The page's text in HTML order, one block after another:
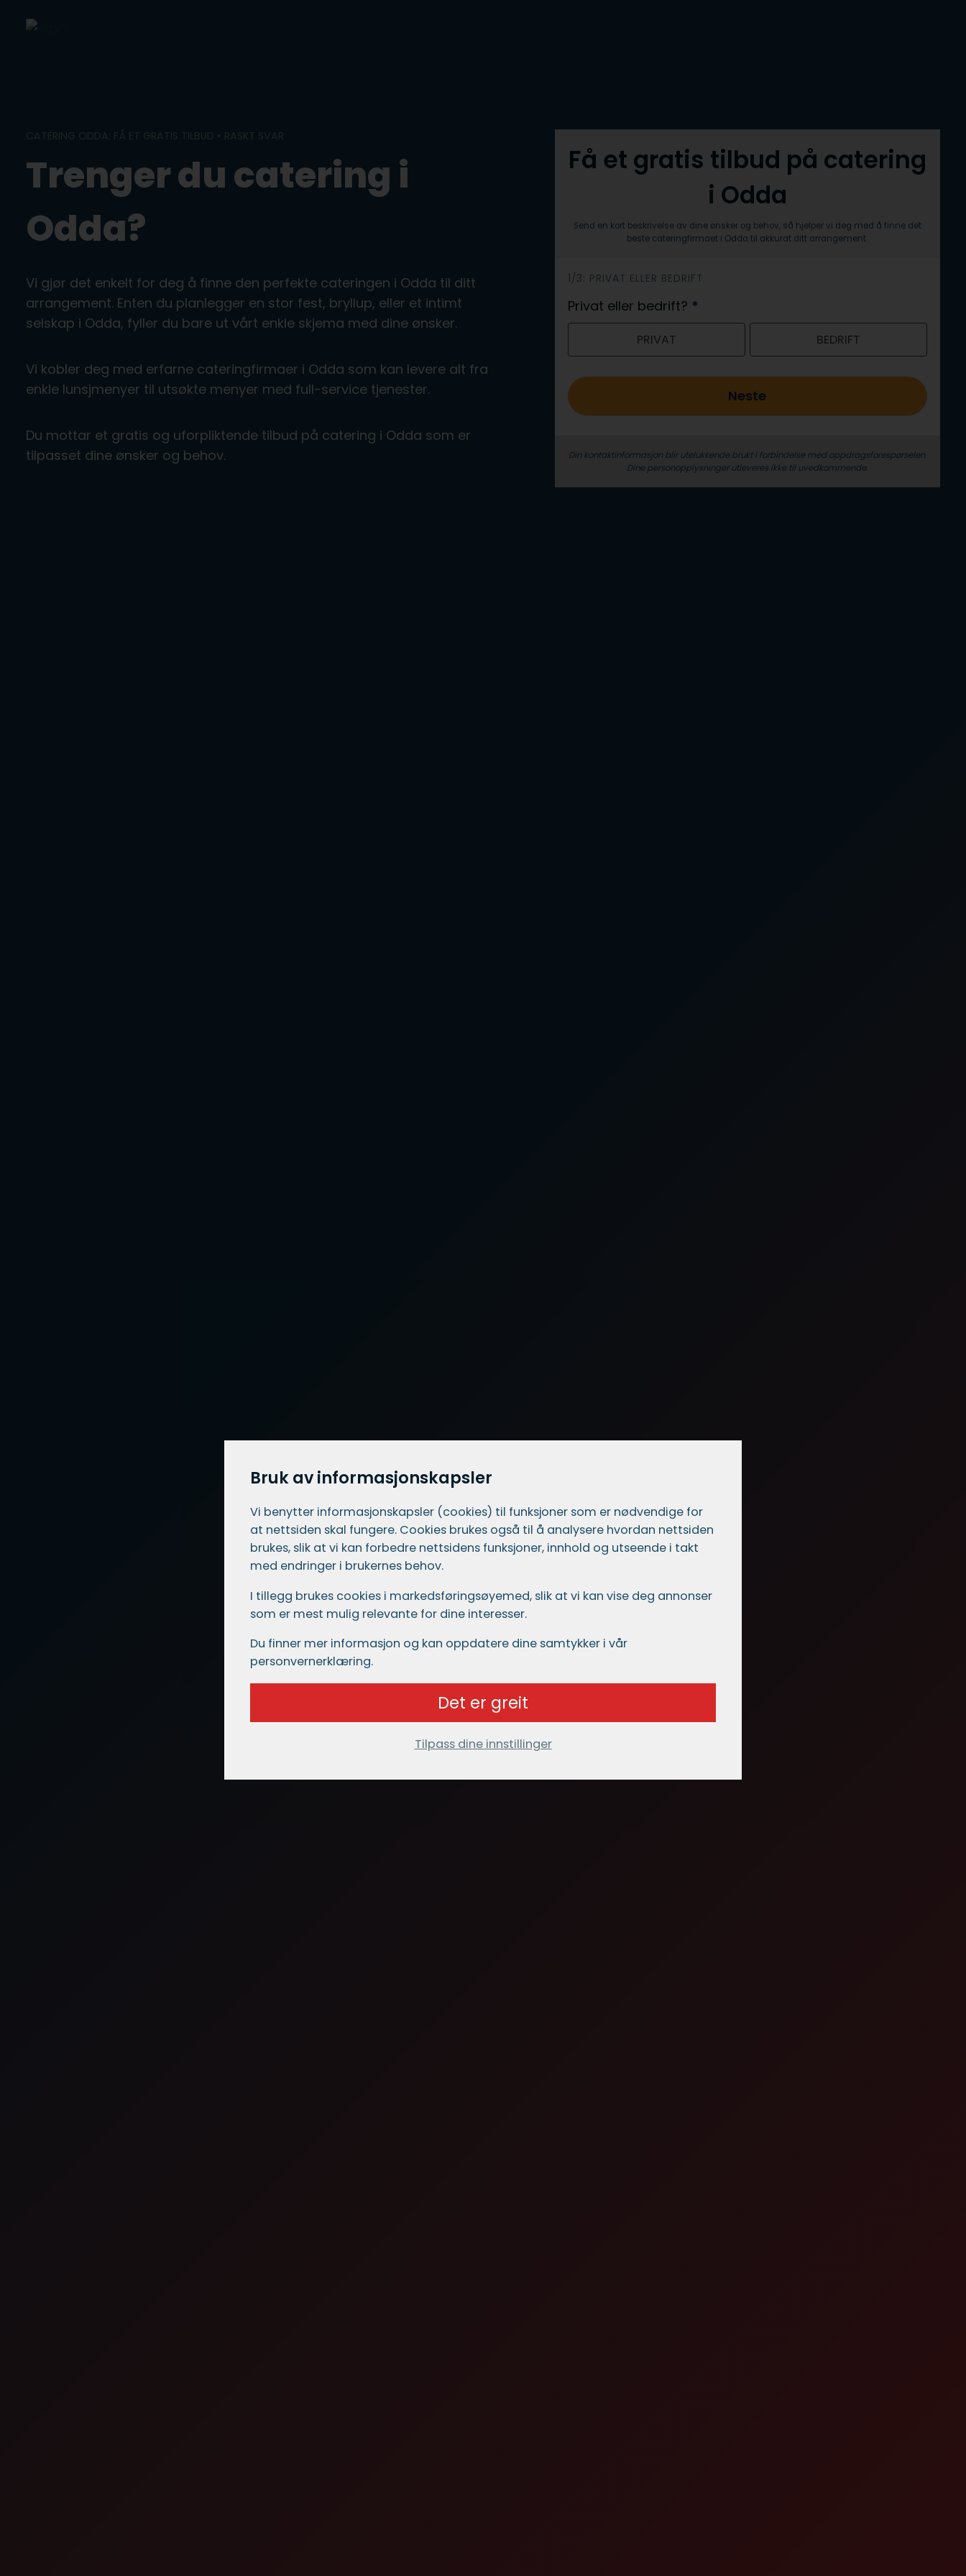
CATERING ODDA: FÅ ET GRATIS TILBUD • RASKT SVAR
Trenger du catering i
Odda?
Vi gjør det enkelt for deg å finne den perfekte cateringen i Odda til ditt
arrangement. Enten du planlegger en stor fest, bryllup, eller et intimt
selskap i Odda, fyller du bare ut vårt enkle skjema med dine ønsker.
Vi kobler deg med erfarne cateringfirmaer i Odda som kan levere alt fra
enkle lunsjmenyer til utsøkte menyer med full-service tjenester.
Du mottar et gratis og uforpliktende tilbud på catering i Odda som er
tilpasset dine ønsker og behov.
Få et gratis tilbud på catering
i Odda
Send en kort beskrivelse av dine ønsker og behov, så hjelper vi deg med å finne det
beste cateringfirmaet i Odda til akkurat ditt arrangement.
h
e
r
1/3: PRIVAT ELLER BEDRIFT
Privat eller bedrift? *
PRIVAT BEDRIFT
Neste
Din kontaktinformasjon blir utelukkende brukt i forbindelse med oppdrags­forespørselen.
Dine person­­opplysninger utleveres ikke til uvedkommende.
Bruk av informasjonskapsler
Vi benytter informasjons­kapsler (cookies) til funksjoner som er nødvendige for
at nettsiden skal fungere. Cookies brukes også til å analysere hvordan nettsiden
brukes, slik at vi kan forbedre nettsidens funksjoner, innhold og utseende i takt
med endringer i brukernes behov.
I tillegg brukes cookies i markedsførings­øyemed, slik at vi kan vise deg annonser
som er mest mulig relevante for dine interesser.
Du finner mer informasjon og kan oppdatere dine samtykker i vår
personvernerklæring.
Det er greit
Tilpass dine innstillinger